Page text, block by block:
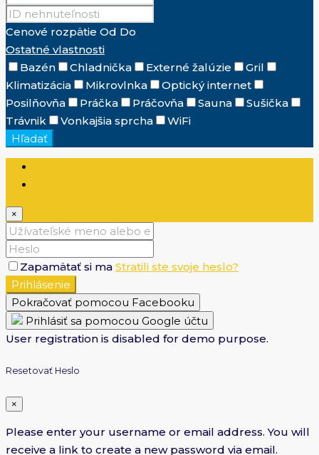
Cenové rozpätie Od Do
Ostatné vlastnosti
Bazén
Chladnička Externé žalúzie
Gril
Klimatizácia
Mikrovlnka
Optický internet
Posilňovňa
Práčka Práčovňa Sauna
Sušička
Trávnik
Vonkajšia sprcha
WiFi
Hľadať
×
Zapamätať si ma Stratili ste svoje heslo?
Prihlásenie
Pokračovať pomocou Facebooku
Prihlásiť sa pomocou Google účtu
User registration is disabled for demo purpose.
Resetovať Heslo
×
Please enter your username or email address. You will
receive a link to create a new password via email.